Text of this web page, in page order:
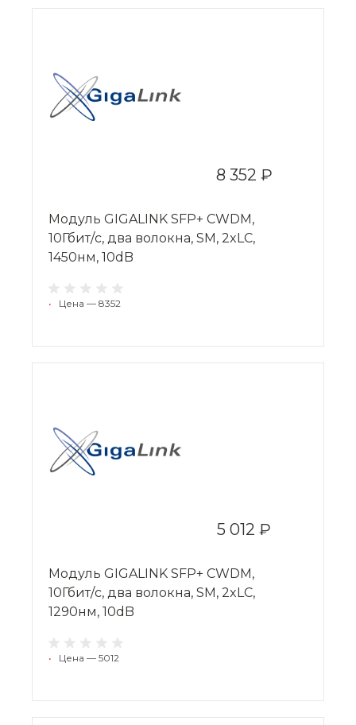
8 352 ₽
Модуль GIGALINK SFP+ CWDM,
10Гбит/c, два волокна, SM, 2xLC,
1450нм, 10dB
• Цена — 8352
5 012 ₽
Модуль GIGALINK SFP+ CWDM,
10Гбит/c, два волокна, SM, 2xLC,
1290нм, 10dB
• Цена — 5012